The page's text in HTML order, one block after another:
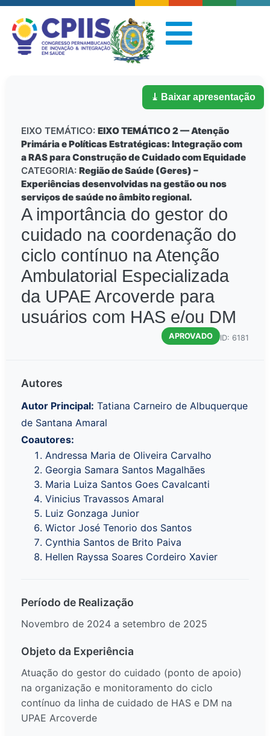
⤓ Baixar apresentação
EIXO TEMÁTICO: EIXO TEMÁTICO 2 — Atenção
Primária e Políticas Estratégicas: Integração com
a RAS para Construção de Cuidado com Equidade
CATEGORIA: Região de Saúde (Geres) –
Experiências desenvolvidas na gestão ou nos
serviços de saúde no âmbito regional.
A importância do gestor do
cuidado na coordenação do
ciclo contínuo na Atenção
Ambulatorial Especializada
da UPAE Arcoverde para
usuários com HAS e/ou DM
APROVADO ID: 6181
Autores
Autor Principal: Tatiana Carneiro de Albuquerque
de Santana Amaral
Coautores:
Andressa Maria de Oliveira Carvalho
Georgia Samara Santos Magalhães
Maria Luiza Santos Goes Cavalcanti
Vinicius Travassos Amaral
Luiz Gonzaga Junior
Wictor José Tenorio dos Santos
Cynthia Santos de Brito Paiva
Hellen Rayssa Soares Cordeiro Xavier
Período de Realização
Novembro de 2024 a setembro de 2025
Objeto da Experiência
Atuação do gestor do cuidado (ponto de apoio)
na organização e monitoramento do ciclo
contínuo da linha de cuidado de HAS e DM na
UPAE Arcoverde